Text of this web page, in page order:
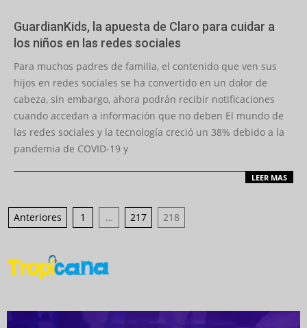
GuardianKids, la apuesta de Claro para cuidar a
los niños en las redes sociales
27
Para muchos padres de familia, el contenido que ven sus
hijos en redes sociales se ha convertido en un dolor de
cabeza, sin embargo, ahora podrán recibir notificaciones
cuando accedan a información que no deben El mundo de
las redes sociales y la tecnología creció un 38% debido a la
pandemia de COVID-19 y
LEER MAS
Navegación
entradas
Anteriores 1 … 217 218